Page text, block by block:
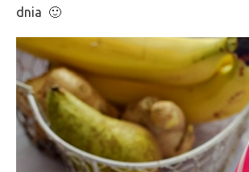
dnia 🙂